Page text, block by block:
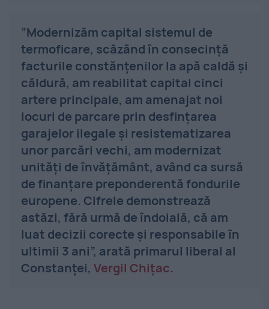
”Modernizăm capital sistemul de
termoficare, scăzând în consecință
facturile constănțenilor la apă caldă și
căldură, am reabilitat capital cinci
artere principale, am amenajat noi
locuri de parcare prin desfințarea
garajelor ilegale și resistematizarea
unor parcări vechi, am modernizat
unități de învățământ, având ca sursă
de finanțare preponderentă fondurile
europene. Cifrele demonstrează
astăzi, fără urmă de îndoială, că am
luat decizii corecte și responsabile în
ultimii 3 ani”, arată primarul liberal al
Constanței, Vergil Chițac.